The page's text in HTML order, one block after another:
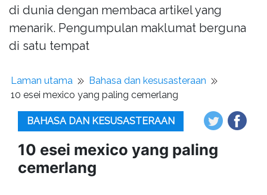
di dunia dengan membaca artikel yang
menarik. Pengumpulan maklumat berguna
di satu tempat
Laman utama
Bahasa dan kesusasteraan
10 esei mexico yang paling cemerlang
BAHASA DAN KESUSASTERAAN
10 esei mexico yang paling
cemerlang